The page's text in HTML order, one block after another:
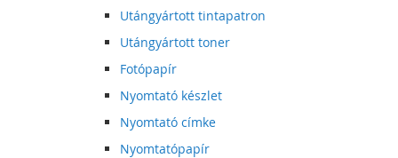
Utángyártott tintapatron
Utángyártott toner
Fotópapír
Nyomtató készlet
Nyomtató címke
Nyomtatópapír